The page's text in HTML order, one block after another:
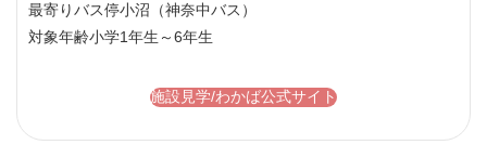
最寄りバス停小沼（神奈中バス）
対象年齢小学1年生～6年生
施設見学/わかば公式サイト